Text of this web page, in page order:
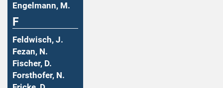
Engelmann, M.
F
Feldwisch, J.
Fezan, N.
Fischer, D.
Forsthofer, N.